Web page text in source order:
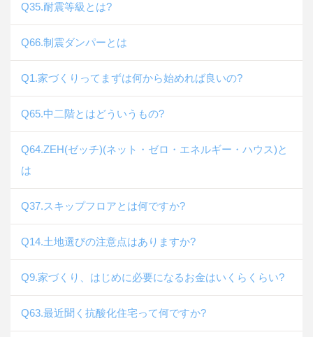
Q35.耐震等級とは?
Q66.制震ダンパーとは
Q1.家づくりってまずは何から始めれば良いの?
Q65.中二階とはどういうもの?
Q64.ZEH(ゼッチ)(ネット・ゼロ・エネルギー・ハウス)と
は
Q37.スキップフロアとは何ですか?
Q14.土地選びの注意点はありますか?
Q9.家づくり、はじめに必要になるお金はいくらくらい?
Q63.最近聞く抗酸化住宅って何ですか?